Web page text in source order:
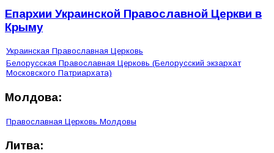
Епархии Украинской Православной Церкви в
Крыму
Украинская Православная Церковь
Белорусская Православная Церковь (Белорусский экзархат
Московского Патриархата)
Молдова:
Православная Церковь Молдовы
Литва: